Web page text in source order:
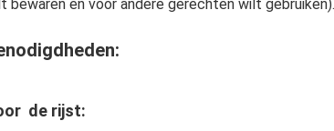
bewaren en voor andere gerechten wilt gebruiken).
de rijst: